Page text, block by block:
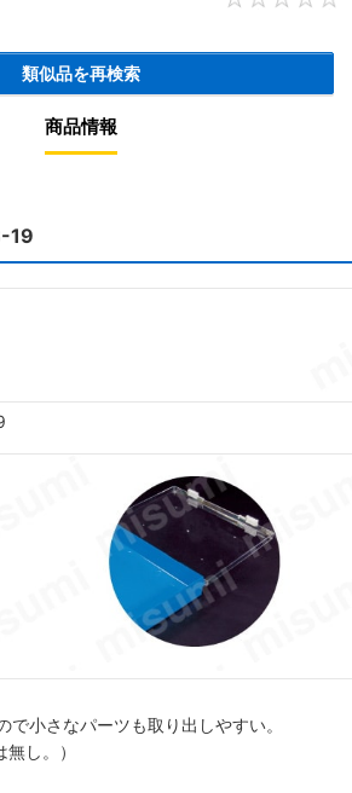
類似品を再検索
商品情報
19
で小さなパーツも取り出しやすい。
し。）